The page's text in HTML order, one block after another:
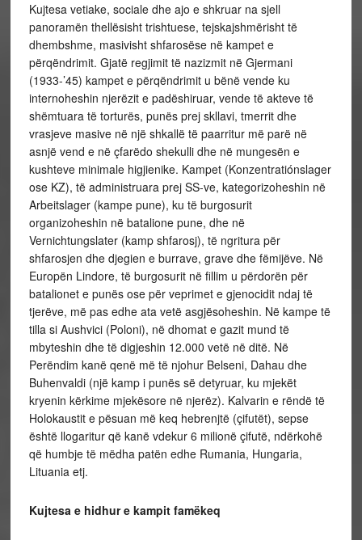
Kujtesa vetiake, sociale dhe ajo e shkruar na sjell
panoramën thellësisht trishtuese, tejskajshmërisht të
dhembshme, masivisht shfarosëse në kampet e
përqëndrimit. Gjatë regjimit të nazizmit në Gjermani
(1933-’45) kampet e përqëndrimit u bënë vende ku
internoheshin njerëzit e padëshiruar, vende të akteve të
shëmtuara të torturës, punës prej skllavi, tmerrit dhe
vrasjeve masive në një shkallë të paarritur më parë në
asnjë vend e në çfarëdo shekulli dhe në mungesën e
kushteve minimale higjienike. Kampet (Konzentratiónslager
ose KZ), të administruara prej SS-ve, kategorizoheshin në
Arbeitslager (kampe pune), ku të burgosurit
organizoheshin në batalione pune, dhe në
Vernichtungslater (kamp shfarosj), të ngritura për
shfarosjen dhe djegien e burrave, grave dhe fëmijëve. Në
Europën Lindore, të burgosurit në fillim u përdorën për
batalionet e punës ose për veprimet e gjenocidit ndaj të
tjerëve, më pas edhe ata vetë asgjësoheshin. Në kampe të
tilla si Aushvici (Poloni), në dhomat e gazit mund të
mbyteshin dhe të digjeshin 12.000 vetë në ditë. Në
Perëndim kanë qenë më të njohur Belseni, Dahau dhe
Buhenvaldi (një kamp i punës së detyruar, ku mjekët
kryenin kërkime mjekësore në njerëz). Kalvarin e rëndë të
Holokaustit e pësuan më keq hebrenjtë (çifutët), sepse
është llogaritur që kanë vdekur 6 milionë çifutë, ndërkohë
që humbje të mëdha patën edhe Rumania, Hungaria,
Lituania etj.
Kujtesa e hidhur e kampit famëkeq